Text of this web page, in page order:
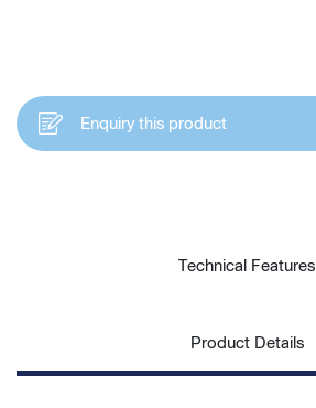
Enquiry this product
Technical Features
Product Details